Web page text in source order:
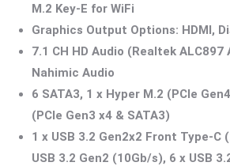
M.2 Key-E for WiFi
Graphics Output Options: HDMI,
7.1 CH HD Audio (Realtek ALC897
Nahimic Audio
6 SATA3, 1 x Hyper M.2 (PCIe
(PCIe Gen3 x4 & SATA3)
1 x USB 3.2 Gen2x2 Front Type-C
USB 3.2 Gen2 (10Gb/s), 6 x USB